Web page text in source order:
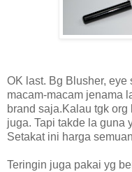
OK last. Bg Blusher,
macam-macam jenama
brand saja.Kalau tgk
juga. Tapi takde la guna
Setakat ini harga
Teringin juga pakai yg